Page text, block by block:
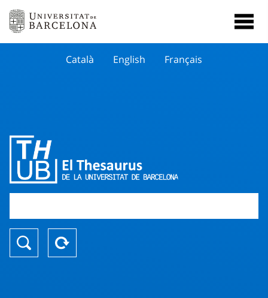
Català English Français